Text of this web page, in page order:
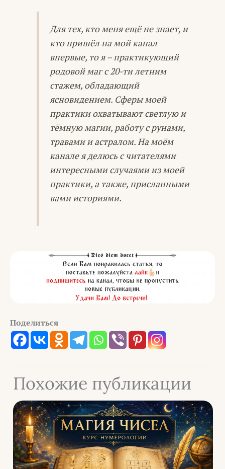
Для тех, кто меня ещё не знает, и
кто пришёл на мой канал
впервые, то я – практикующий
родовой маг с 20-ти летним
стажем, обладающий
ясновидением. Сферы моей
практики охватывают светлую и
тёмную магии, работу с рунами,
травами и астралом. На моём
канале я делюсь с читателями
интересными случаями из моей
практики, а также, присланными
вами историями.
Поделиться
Похожие публикации